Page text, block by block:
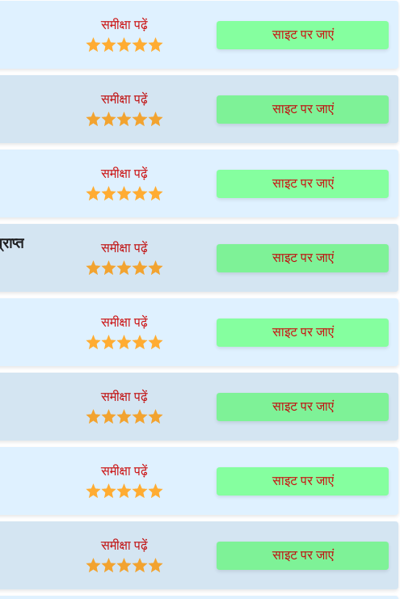
समीक्षा पढ़ें
साइट पर जाएं
समीक्षा पढ़ें
साइट पर जाएं
समीक्षा पढ़ें
साइट पर जाएं
समीक्षा पढ़ें
साइट पर जाएं
समीक्षा पढ़ें
साइट पर जाएं
समीक्षा पढ़ें
साइट पर जाएं
समीक्षा पढ़ें
साइट पर जाएं
समीक्षा पढ़ें
साइट पर जाएं